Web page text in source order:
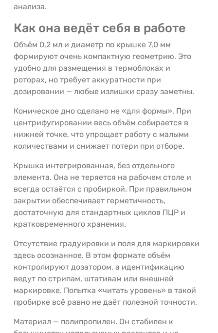
анализа.
Как она ведёт себя в работе
Объём 0,2 мл и диаметр по крышке 7,0 мм
формируют очень компактную геометрию. Это
удобно для размещения в термоблоках и
роторах, но требует аккуратности при
дозировании — любые излишки сразу заметны.
Коническое дно сделано не «для формы». При
центрифугировании весь объём собирается в
нижней точке, что упрощает работу с малыми
количествами и снижает потери при отборе.
Крышка интегрированная, без отдельного
элемента. Она не теряется на рабочем столе и
всегда остаётся с пробиркой. При правильном
закрытии обеспечивает герметичность,
достаточную для стандартных циклов ПЦР и
кратковременного хранения.
Отсутствие градуировки и поля для маркировки
здесь осознанное. В этом формате объём
контролируют дозатором, а идентификацию
ведут по стрипам, штативам или внешней
маркировке. Попытка «читать уровень» в такой
пробирке всё равно не даёт полезной точности.
Материал — полипропилен. Он стабилен к